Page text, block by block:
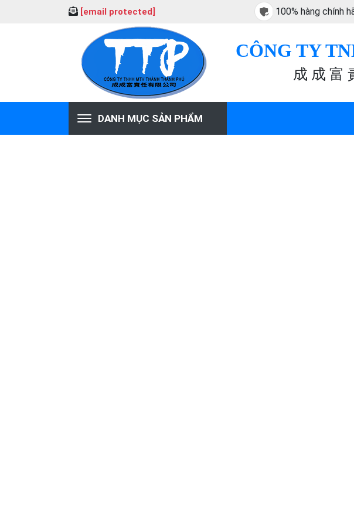
[email protected] 100% hàng chính
CÔNG TY
成 成 富
DANH MỤC SẢN PHẨM